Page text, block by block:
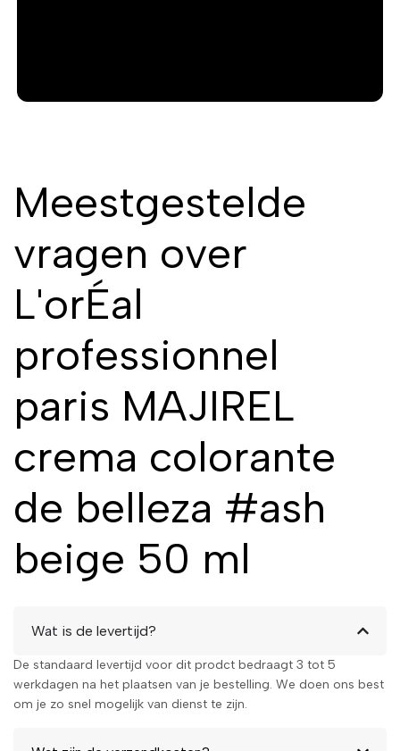
Meestgestelde
vragen over
L'orÉal
professionnel
paris MAJIREL
crema colorante
de belleza #ash
beige 50 ml
Wat is de levertijd?
De standaard levertijd voor dit prodct bedraagt 3 tot 5
werkdagen na het plaatsen van je bestelling. We doen ons best
om je zo snel mogelijk van dienst te zijn.